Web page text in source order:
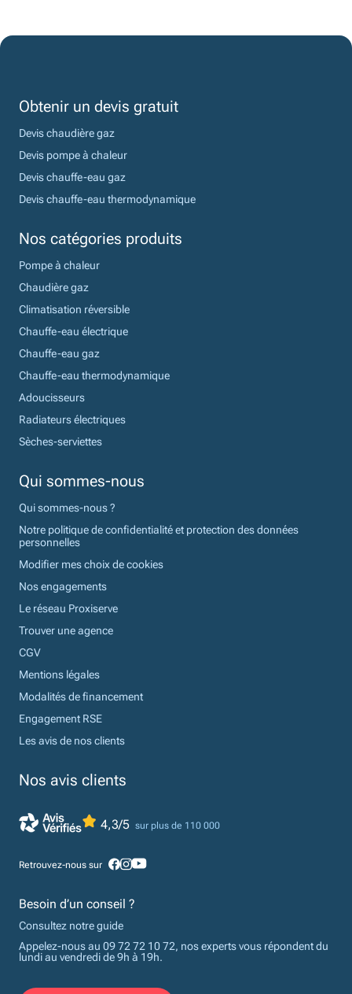
Obtenir un devis gratuit
Devis chaudière gaz
Devis pompe à chaleur
Devis chauffe-eau gaz
Devis chauffe-eau thermodynamique
Nos catégories produits
Pompe à chaleur
Chaudière gaz
Climatisation réversible
Chauffe-eau électrique
Chauffe-eau gaz
Chauffe-eau thermodynamique
Adoucisseurs
Radiateurs électriques
Sèches-serviettes
Qui sommes-nous
Qui sommes-nous ?
Notre politique de confidentialité et protection des données
personnelles
Modifier mes choix de cookies
Nos engagements
Le réseau Proxiserve
Trouver une agence
CGV
Mentions légales
Modalités de financement
Engagement RSE
Les avis de nos clients
Nos avis clients
4,3/5 sur plus de 110 000
Retrouvez-nous sur
Besoin d’un conseil ?
Consultez notre guide
Appelez-nous au 09 72 72 10 72, nos experts vous répondent du
lundi au vendredi de 9h à 19h.